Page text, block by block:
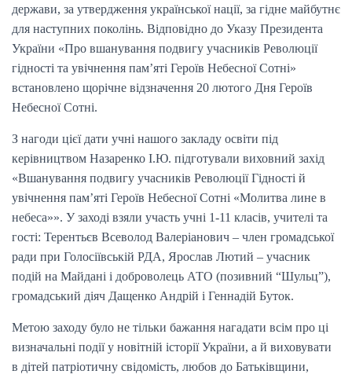
держави, за утвердження української нації, за гідне майбутнє
для наступних поколінь. Відповідно до Указу Президента
України «Про вшанування подвигу учасників Революції
гідності та увічнення пам’яті Героїв Небесної Сотні»
встановлено щорічне відзначення 20 лютого Дня Героїв
Небесної Сотні.
З нагоди цієї дати учні нашого закладу освіти під
керівництвом Назаренко І.Ю. підготували виховний захід
«Вшанування подвигу учасників Революції Гідності й
увічнення пам’яті Героїв Небесної Сотні «Молитва лине в
небеса»». У заході взяли участь учні 1-11 класів, учителі та
гості: Терентьєв Всеволод Валеріанович – член громадської
ради при Голосіївській РДА, Ярослав Лютий – учасник
подій на Майдані і доброволець АТО (позивний “Шульц”),
громадський діяч Дащенко Андрій і Геннадій Буток.
Метою заходу було не тільки бажання нагадати всім про ці
визначальні події у новітній історії України, а й виховувати
в дітей патріотичну свідомість, любов до Батьківщини,